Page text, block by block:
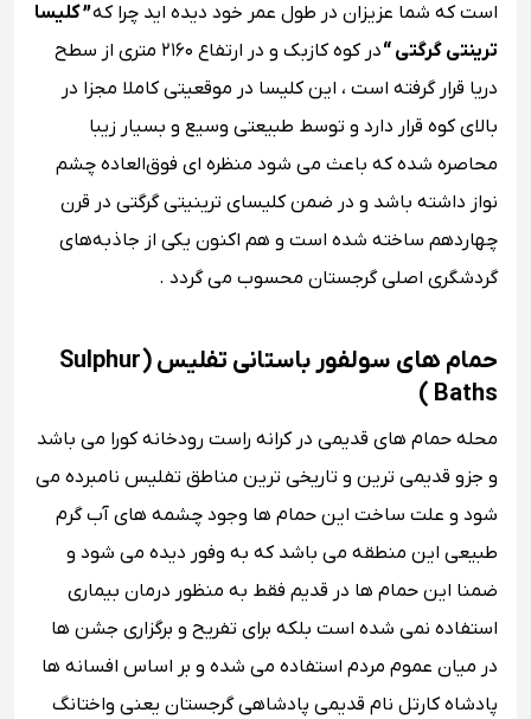
است که شما عزیزان در طول عمر خود دیده ‌اید چرا که” کلیسا
ترینتی گرگتی “
در کوه کازبک و در ارتفاع ۲۱۶۰ متری از سطح
دریا قرار گرفته است ، این کلیسا در موقعیتی کاملا مجزا در
بالای کوه قرار دارد و توسط طبیعتی وسیع و بسیار زیبا
محاصره شده که باعث می ‌شود منظره ای فوق‌العاده چشم
نواز داشته باشد و در ضمن کلیسای ترینیتی گرگتی در قرن
چهاردهم ساخته شده است و هم اکنون یکی از جاذبه‌های
گردشگری اصلی گرجستان محسوب می گردد .
حمام های سولفور باستانی تفلیس ( Sulphur
Baths )
محله حمام های قدیمی در کرانه راست رودخانه کورا می باشد
و جزو قدیمی ترین و تاریخی ترین مناطق تفلیس نامبرده می
شود و علت ساخت این حمام ها وجود چشمه های آب گرم
طبیعی این منطقه می باشد که به وفور دیده می شود و
ضمنا این حمام ها در قدیم فقط به منظور درمان بیماری
استفاده نمی شده است بلکه برای تفریح و برگزاری جشن ها
در میان عموم مردم استفاده می شده و بر اساس افسانه ها
پادشاه کارتل نام قدیمی پادشاهی گرجستان یعنی واختانگ